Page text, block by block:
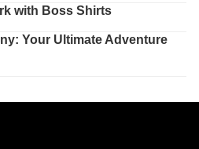
with Boss Shirts
Your Ultimate Adventure